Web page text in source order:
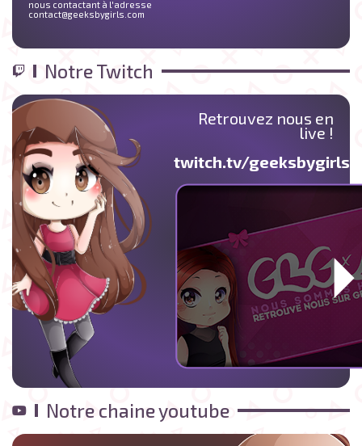
nous contactant à l'adresse
contact@geeksbygirls.com
Notre Twitch
Retrouvez nous en
live !
twitch.tv/
Notre chaine youtube